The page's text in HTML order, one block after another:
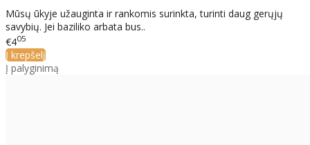
Mūsų ūkyje užauginta ir rankomis surinkta, turinti daug gerųjų
savybių. Jei baziliko arbata bus..
€405
Į krepšelį
Į palyginimą